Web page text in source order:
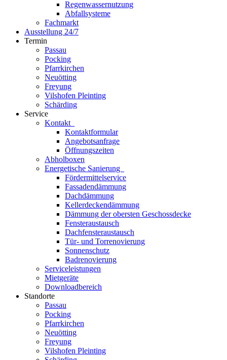
Regenwassernutzung
Abfallsysteme
Fachmarkt
Ausstellung 24/7
Termin
Passau
Pocking
Pfarrkirchen
Neuötting
Freyung
Vilshofen Pleinting
Schärding
Service
Kontakt
Kontaktformular
Angebotsanfrage
Öffnungszeiten
Abholboxen
Energetische Sanierung
Fördermittelservice
Fassadendämmung
Dachdämmung
Kellerdeckendämmung
Dämmung der obersten Geschossdecke
Fensteraustausch
Dachfensteraustausch
Tür- und Torrenovierung
Sonnenschutz
Badrenovierung
Serviceleistungen
Mietgeräte
Downloadbereich
Standorte
Passau
Pocking
Pfarrkirchen
Neuötting
Freyung
Vilshofen Pleinting